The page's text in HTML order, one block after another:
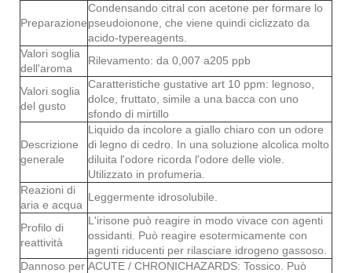
Preparazione
Condensando citral con acetone per formare lo
pseudoionone, che viene quindi ciclizzato da
acido-typereagents.
Valori soglia
dell'aroma
Rilevamento: da 0,007 a205 ppb
Valori soglia
del gusto
Caratteristiche gustative art 10 ppm: legnoso,
dolce, fruttato, simile a una bacca con uno
sfondo di mirtillo
Descrizione
generale
Liquido da incolore a giallo chiaro con un odore
di legno di cedro. In una soluzione alcolica molto
diluita l'odore ricorda l'odore delle viole.
Utilizzato in profumeria.
Reazioni di
aria e acqua
Leggermente idrosolubile.
Profilo di
reattività
L'irisone può reagire in modo vivace con agenti
ossidanti. Può reagire esotermicamente con
agenti riducenti per rilasciare idrogeno gassoso.
Dannoso per ACUTE / CHRONICHAZARDS: Tossico. Può